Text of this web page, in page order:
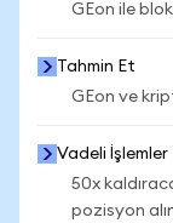
GEon ile
Tahmin Et
GEon ve
Vadeli İşlemler
50x
pozisyon